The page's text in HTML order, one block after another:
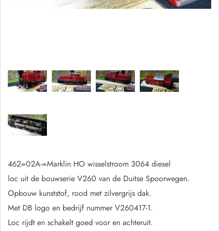
462=02A-=Marklin HO wisselstroom 3064 diesel
loc uit de bouwserie V260 van de Duitse Spoorwegen.
Opbouw kunststof, rood met zilvergrijs dak.
Met DB logo en bedrijf nummer V260417-1.
Loc rijdt en schakelt goed voor en achteruit.